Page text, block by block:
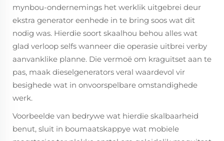
mynbou-ondernemings het werklik uitgebrei deur
ekstra generator eenhede in te bring soos wat dit
nodig was. Hierdie soort skaalhou behou alles wat
glad verloop selfs wanneer die operasie uitbrei verby
aanvanklike planne. Die vermoë om kraguitset aan te
pas, maak dieselgenerators veral waardevol vir
besighede wat in onvoorspelbare omstandighede
werk.
Voorbeelde van bedrywe wat hierdie skalbaarheid
benut, sluit in boumaatskappye wat mobiele